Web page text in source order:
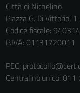
Città di Nichelino
Piazza G. Di Vittorio,
Codice fiscale:
P.IVA: 01131720011
PEC:
Centralino unico: 011